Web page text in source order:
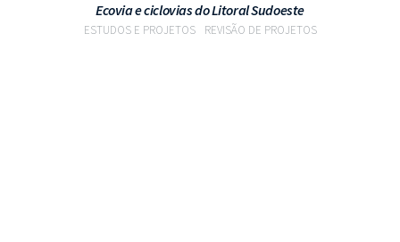
Ecovia e ciclovias do Litoral Sudoeste
ESTUDOS E PROJETOS REVISÃO DE PROJETOS